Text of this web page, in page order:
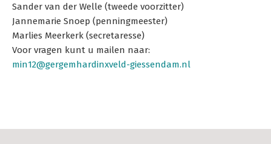
Sander van der Welle (tweede voorzitter)
Jannemarie Snoep (penningmeester)
Marlies Meerkerk (secretaresse)
Voor vragen kunt u mailen naar:
min12@gergemhardinxveld-giessendam.nl